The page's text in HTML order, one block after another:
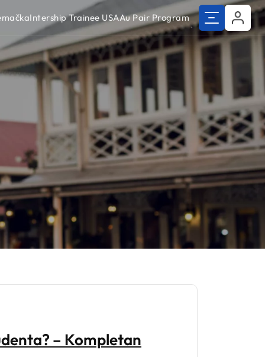
Intership Trainee USAAu Pair Program
– Kompletan